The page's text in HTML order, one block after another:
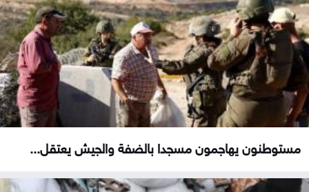
مستوطنون يهاجمون مسجدا بالضفة والجيش يعتقل...